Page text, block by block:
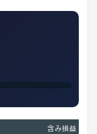
含み損益